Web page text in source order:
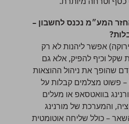
המע״מ נכנס לחשבון –
אפשר ליהנות לא רק
שקל וכיף להפיק, אלא גם
שהופך את ניהול ההוצאות
– פשוט מצלמים קבלות על
בוואטסאפ או מעלים
והמערכת של מורנינג
– כולל שליחה אוטומטית